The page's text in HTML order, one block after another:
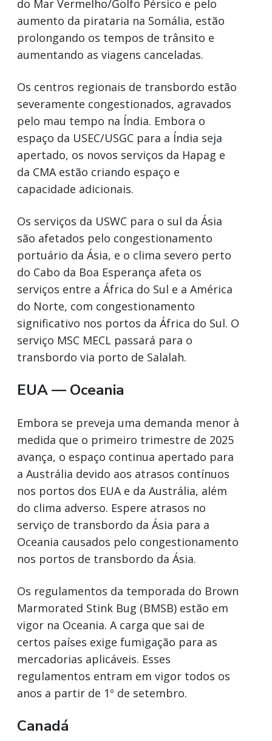
do Mar Vermelho/Golfo Pérsico e pelo
aumento da pirataria na Somália, estão
prolongando os tempos de trânsito e
aumentando as viagens canceladas.
Os centros regionais de transbordo estão
severamente congestionados, agravados
pelo mau tempo na Índia. Embora o
espaço da USEC/USGC para a Índia seja
apertado, os novos serviços da Hapag e
da CMA estão criando espaço e
capacidade adicionais.
Os serviços da USWC para o sul da Ásia
são afetados pelo congestionamento
portuário da Ásia, e o clima severo perto
do Cabo da Boa Esperança afeta os
serviços entre a África do Sul e a América
do Norte, com congestionamento
significativo nos portos da África do Sul. O
serviço MSC MECL passará para o
transbordo via porto de Salalah.
EUA — Oceania
Embora se preveja uma demanda menor à
medida que o primeiro trimestre de 2025
avança, o espaço continua apertado para
a Austrália devido aos atrasos contínuos
nos portos dos EUA e da Austrália, além
do clima adverso. Espere atrasos no
serviço de transbordo da Ásia para a
Oceania causados pelo congestionamento
nos portos de transbordo da Ásia.
Os regulamentos da temporada do Brown
Marmorated Stink Bug (BMSB) estão em
vigor na Oceania. A carga que sai de
certos países exige fumigação para as
mercadorias aplicáveis. Esses
regulamentos entram em vigor todos os
anos a partir de 1º de setembro.
Canadá